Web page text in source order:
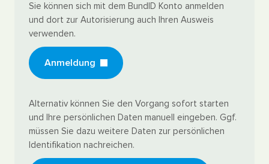
Sie können sich mit dem BundID Konto anmelden
und dort zur Autorisierung auch Ihren Ausweis
verwenden.
Anmeldung
Alternativ können Sie den Vorgang sofort starten
und Ihre persönlichen Daten manuell eingeben. Ggf.
müssen Sie dazu weitere Daten zur persönlichen
Identifikation nachreichen.